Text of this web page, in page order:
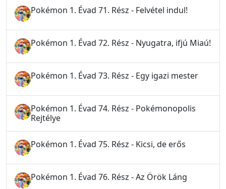
Pokémon 1. Évad 71. Rész - Felvétel indul!
Pokémon 1. Évad 72. Rész - Nyugatra, ifjú Miaú!
Pokémon 1. Évad 73. Rész - Egy igazi mester
Pokémon 1. Évad 74. Rész - Pokémonopolis
Rejtélye
Pokémon 1. Évad 75. Rész - Kicsi, de erős
Pokémon 1. Évad 76. Rész - Az Örök Láng